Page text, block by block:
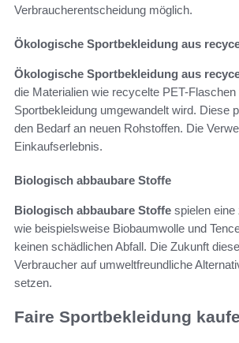
Verbraucherentscheidung möglich.
Ökologische Sportbekleidung aus
Ökologische Sportbekleidung aus
die Materialien wie recycelte PET-
Sportbekleidung umgewandelt wird. Diese
den Bedarf an neuen Rohstoffen. Die
Einkaufserlebnis.
Biologisch abbaubare Stoffe
Biologisch abbaubare Stoffe spielen
wie beispielsweise Biobaumwolle und
keinen schädlichen Abfall. Die Zukunft
Verbraucher auf umweltfreundliche
setzen.
Faire Sportbekleidung